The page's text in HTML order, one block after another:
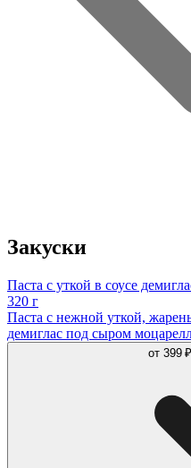
Закуски
Паста с уткой в соусе
320 г
Паста с нежной уткой,
демиглас под сыром
от 399 ₽